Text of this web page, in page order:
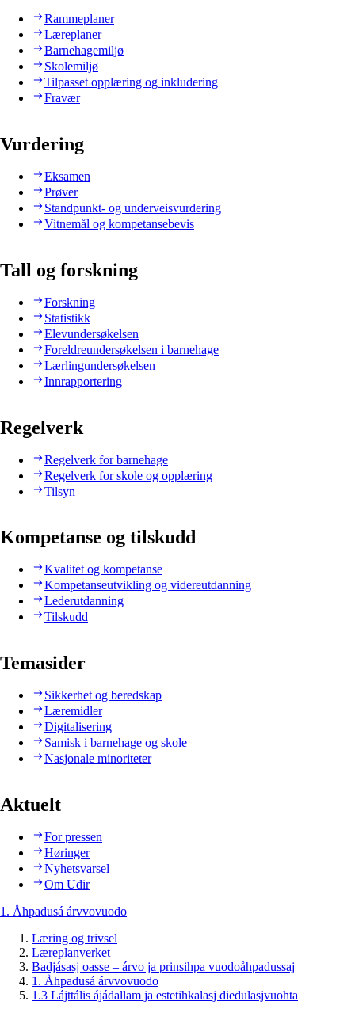
Rammeplaner
Læreplaner
Barnehagemiljø
Skolemiljø
Tilpasset opplæring og inkludering
Fravær
Vurdering
Eksamen
Prøver
Standpunkt- og underveisvurdering
Vitnemål og kompetansebevis
Tall og forskning
Forskning
Statistikk
Elevundersøkelsen
Foreldreundersøkelsen i barnehage
Lærlingundersøkelsen
Innrapportering
Regelverk
Regelverk for barnehage
Regelverk for skole og opplæring
Tilsyn
Kompetanse og tilskudd
Kvalitet og kompetanse
Kompetanseutvikling og videreutdanning
Lederutdanning
Tilskudd
Temasider
Sikkerhet og beredskap
Læremidler
Digitalisering
Samisk i barnehage og skole
Nasjonale minoriteter
Aktuelt
For pressen
Høringer
Nyhetsvarsel
Om Udir
1. Åhpadusá árvvovuodo
Læring og trivsel
Læreplanverket
Badjásasj oasse – árvo ja prinsihpa vuodoåhpadussaj
1. Åhpadusá árvvovuodo
1.3 Lájttális ájádallam ja estetihkalasj diedulasjvuohta